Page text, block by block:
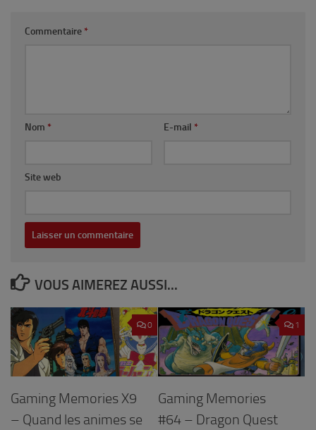
Commentaire *
Nom * E-mail *
Site web
VOUS AIMEREZ AUSSI...
0
Gaming Memories X9
– Quand les animes se
1
Gaming Memories
#64 – Dragon Quest